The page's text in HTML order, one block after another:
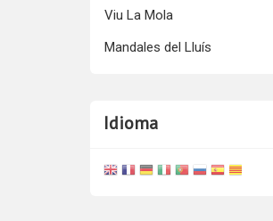
Viu La Mola
Mandales del Lluís
Idioma